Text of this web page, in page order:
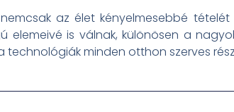
az élet kényelmesebbé
elemeivé is válnak, különösen a
technológiák minden otthon szerves